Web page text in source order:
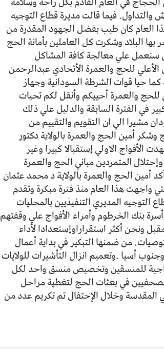
والتداول. فيما قالت مديرة قطاع التوجيه
العام كان طيب بفضل الجهود المقدرة من
البلاد وشكرت كل العاملين بأمانة الحج
سنعمل علي معالجة كافة المشاكل
للحج والعمرة الأتحادي عبدالرحمن
حيا قوات الشرطة السودانية وجهاز
والعمرة أحييكم وأنقل لكم تحيات
في الفترة السابقة والدليل علي ذلك
مشيرا الي ان التقويم والتقييم من
أمين الحج والعمرة بالولاية دكتور
الاولي إستقبالا كبيرا وغير
المتمردين مباني الحج والعمرة
أمين الحج والعمرة بالولاية د محمد عثمان
هذا العام منذ فترة مبكرة وتقدم
التوجيه المديري التنفيذيين بالمحليات
بنك الخرطوم وأمراء الأفواج علي وقفتهم
ونحن أكثر استقراراوإستعدادا لأداء
من ضمنها التبكير في بداية أعمال
وجنوب أسيا .وتعميم انزال التأشيرات للولايات
للمنسقين وتخصيص منسق واحد لكل
في بعثات الحج لتغطية مراحل
وخلال الإحتفال تم تكريم عدد من